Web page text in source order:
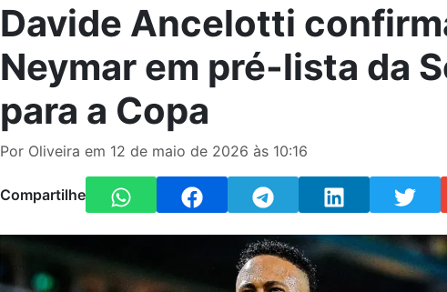
Davide Ancelotti
Neymar em pré-lista da
para a Copa
Por Oliveira em 12 de maio de 2026 às 10:16
Compartilhe